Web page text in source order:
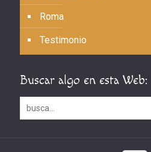
Roma
Testimonio
Buscar algo en esta Web: